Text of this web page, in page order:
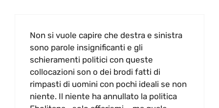
Non si vuole capire che destra e sinistra
sono parole insignificanti e gli
schieramenti politici con queste
collocazioni son o dei brodi fatti di
rimpasti di uomini con pochi ideali se non
niente. Il niente ha annullato la politica